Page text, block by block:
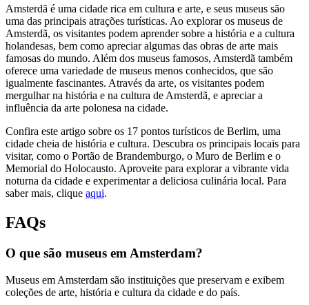
Amsterdã é uma cidade rica em cultura e arte, e seus museus são
uma das principais atrações turísticas. Ao explorar os museus de
Amsterdã, os visitantes podem aprender sobre a história e a cultura
holandesas, bem como apreciar algumas das obras de arte mais
famosas do mundo. Além dos museus famosos, Amsterdã também
oferece uma variedade de museus menos conhecidos, que são
igualmente fascinantes. Através da arte, os visitantes podem
mergulhar na história e na cultura de Amsterdã, e apreciar a
influência da arte polonesa na cidade.
Confira este artigo sobre os 17 pontos turísticos de Berlim, uma
cidade cheia de história e cultura. Descubra os principais locais para
visitar, como o Portão de Brandemburgo, o Muro de Berlim e o
Memorial do Holocausto. Aproveite para explorar a vibrante vida
noturna da cidade e experimentar a deliciosa culinária local. Para
saber mais, clique aqui.
FAQs
O que são museus em Amsterdam?
Museus em Amsterdam são instituições que preservam e exibem
coleções de arte, história e cultura da cidade e do país.